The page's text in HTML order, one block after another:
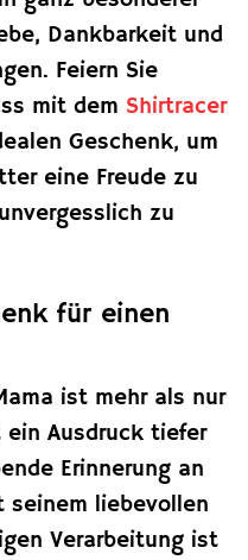
Dankbarkeit und
Feiern Sie
mit dem Shirtracer
Geschenk, um
eine Freude zu
zu
für einen
ist mehr als nur
Ausdruck tiefer
Erinnerung an
liebevollen
Verarbeitung ist